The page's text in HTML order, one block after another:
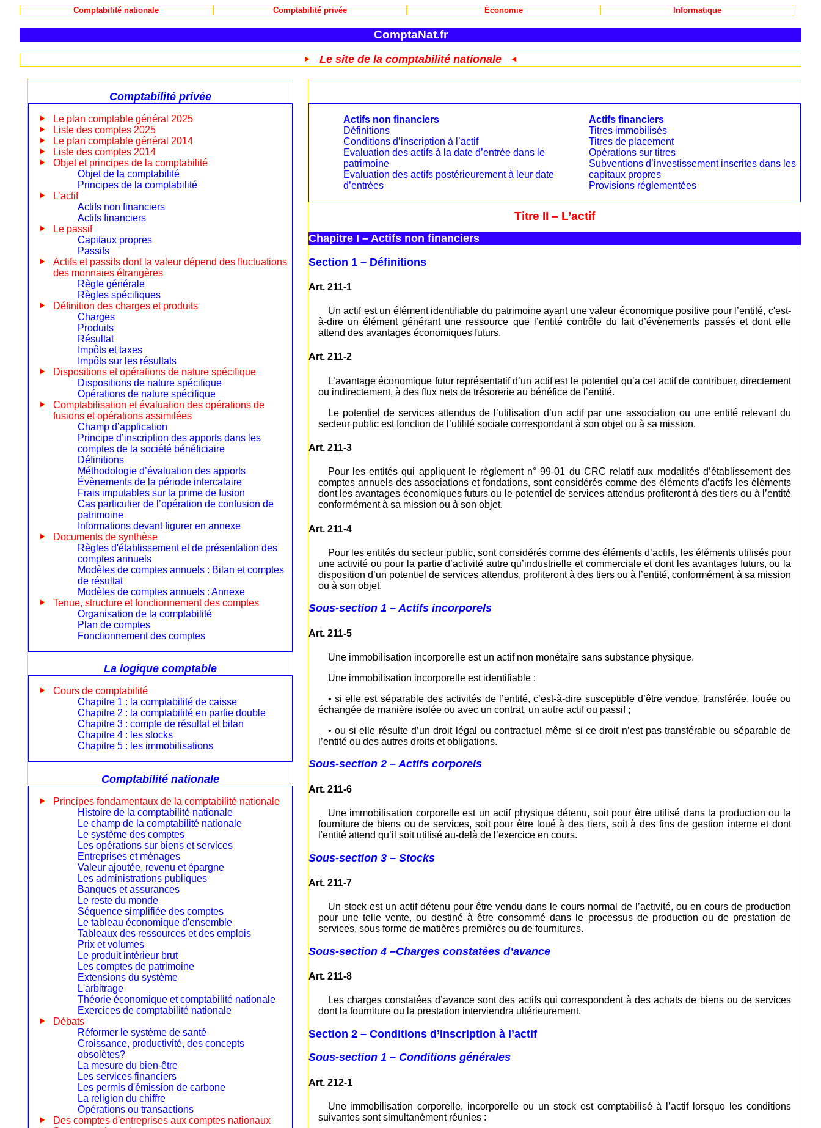
Comptabilité nationale Comptabilité privée Économie Informatique
ComptaNat.fr
Le site de la comptabilité nationale
Actifs non financiers
Définitions
Conditions d’inscription à l’actif
Evaluation des actifs à la date d’entrée dans le
patrimoine
Evaluation des actifs postérieurement à leur date
d’entrées
Actifs financiers
Titres immobilisés
Titres de placement
Opérations sur titres
Subventions d’investissement inscrites dans les
capitaux propres
Provisions réglementées
Titre II – L’actif
Chapitre I – Actifs non financiers
Section 1 – Définitions
Art. 211-1
Un actif est un élément identifiable du patrimoine ayant une valeur économique positive pour l’entité, c'est-
à-dire un élément générant une ressource que l’entité contrôle du fait d’évènements passés et dont elle
attend des avantages économiques futurs.
Art. 211-2
L’avantage économique futur représentatif d’un actif est le potentiel qu’a cet actif de contribuer, directement
ou indirectement, à des flux nets de trésorerie au bénéfice de l’entité.
Le potentiel de services attendus de l’utilisation d’un actif par une association ou une entité relevant du
secteur public est fonction de l’utilité sociale correspondant à son objet ou à sa mission.
Art. 211-3
Pour les entités qui appliquent le règlement n° 99-01 du CRC relatif aux modalités d’établissement des
comptes annuels des associations et fondations, sont considérés comme des éléments d’actifs les éléments
dont les avantages économiques futurs ou le potentiel de services attendus profiteront à des tiers ou à l’entité
conformément à sa mission ou à son objet.
Art. 211-4
Pour les entités du secteur public, sont considérés comme des éléments d’actifs, les éléments utilisés pour
une activité ou pour la partie d’activité autre qu’industrielle et commerciale et dont les avantages futurs, ou la
disposition d’un potentiel de services attendus, profiteront à des tiers ou à l’entité, conformément à sa mission
ou à son objet.
Sous-section 1 – Actifs incorporels
Art. 211-5
Une immobilisation incorporelle est un actif non monétaire sans substance physique.
Une immobilisation incorporelle est identifiable :
• si elle est séparable des activités de l’entité, c’est-à-dire susceptible d’être vendue, transférée, louée ou
échangée de manière isolée ou avec un contrat, un autre actif ou passif ;
• ou si elle résulte d’un droit légal ou contractuel même si ce droit n’est pas transférable ou séparable de
l’entité ou des autres droits et obligations.
Sous-section 2 – Actifs corporels
Art. 211-6
Une immobilisation corporelle est un actif physique détenu, soit pour être utilisé dans la production ou la
fourniture de biens ou de services, soit pour être loué à des tiers, soit à des fins de gestion interne et dont
l'entité attend qu’il soit utilisé au-delà de l’exercice en cours.
Sous-section 3 – Stocks
Art. 211-7
Un stock est un actif détenu pour être vendu dans le cours normal de l’activité, ou en cours de production
pour une telle vente, ou destiné à être consommé dans le processus de production ou de prestation de
services, sous forme de matières premières ou de fournitures.
Sous-section 4 –Charges constatées d’avance
Art. 211-8
Les charges constatées d’avance sont des actifs qui correspondent à des achats de biens ou de services
dont la fourniture ou la prestation interviendra ultérieurement.
Section 2 – Conditions d’inscription à l’actif
Sous-section 1 – Conditions générales
Art. 212-1
Une immobilisation corporelle, incorporelle ou un stock est comptabilisé à l’actif lorsque les conditions
suivantes sont simultanément réunies :
Comptabilité privée
Le plan comptable général 2025
Liste des comptes 2025
Le plan comptable général 2014
Liste des comptes 2014
Objet et principes de la comptabilité
Objet de la comptabilité
Principes de la comptabilité
L’actif
Actifs non financiers
Actifs financiers
Le passif
Capitaux propres
Passifs
Actifs et passifs dont la valeur dépend des fluctuations
des monnaies étrangères
Règle générale
Règles spécifiques
Définition des charges et produits
Charges
Produits
Résultat
Impôts et taxes
Impôts sur les résultats
Dispositions et opérations de nature spécifique
Dispositions de nature spécifique
Opérations de nature spécifique
Comptabilisation et évaluation des opérations de
fusions et opérations assimilées
Champ d’application
Principe d’inscription des apports dans les
comptes de la société bénéficiaire
Définitions
Méthodologie d’évaluation des apports
Évènements de la période intercalaire
Frais imputables sur la prime de fusion
Cas particulier de l’opération de confusion de
patrimoine
Informations devant figurer en annexe
Documents de synthèse
Règles d'établissement et de présentation des
comptes annuels
Modèles de comptes annuels : Bilan et comptes
de résultat
Modèles de comptes annuels : Annexe
Tenue, structure et fonctionnement des comptes
Organisation de la comptabilité
Plan de comptes
Fonctionnement des comptes
La logique comptable
Cours de comptabilité
Chapitre 1 : la comptabilité de caisse
Chapitre 2 : la comptabilité en partie double
Chapitre 3 : compte de résultat et bilan
Chapitre 4 : les stocks
Chapitre 5 : les immobilisations
Comptabilité nationale
Principes fondamentaux de la comptabilité nationale
Histoire de la comptabilité nationale
Le champ de la comptabilité nationale
Le système des comptes
Les opérations sur biens et services
Entreprises et ménages
Valeur ajoutée, revenu et épargne
Les administrations publiques
Banques et assurances
Le reste du monde
Séquence simplifiée des comptes
Le tableau économique d'ensemble
Tableaux des ressources et des emplois
Prix et volumes
Le produit intérieur brut
Les comptes de patrimoine
Extensions du système
L'arbitrage
Théorie économique et comptabilité nationale
Exercices de comptabilité nationale
Débats
Réformer le système de santé
Croissance, productivité, des concepts
obsolètes?
La mesure du bien-être
Les services financiers
Les permis d'émission de carbone
La religion du chiffre
Opérations ou transactions
Des comptes d'entreprises aux comptes nationaux